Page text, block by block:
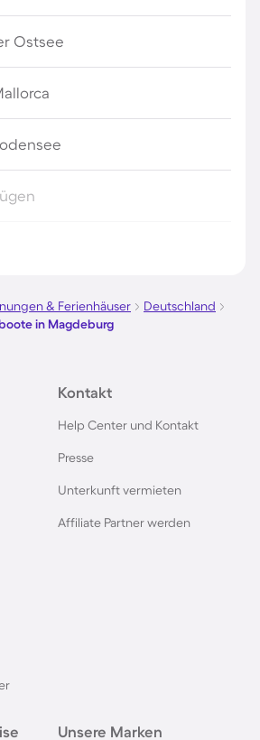
Ostsee
Nordsee
& Ferienhäuser
Deutschland
in Magdeburg
Kontakt
Help Center und Kontakt
Presse
Unterkunft vermieten
Affiliate Partner werden
Unsere Marken